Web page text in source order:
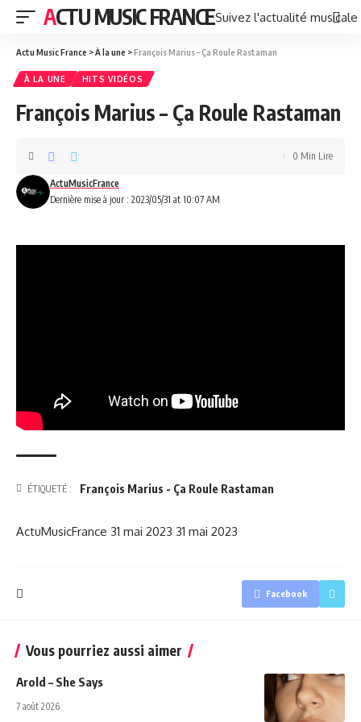
ACTU MUSIC FRANCESuivez l'actualité
Actu Music France >À la une >François Marius – Ça Roule Rastaman
À LA UNE HITS VIDÉOS
François Marius – Ça Roule Rastaman
Dernière mise à jour : 2023/05/31 at 10:07 AM
ActuMusicFrance
0 Min Lire
ÉTIQUETÉ : François Marius - Ça Roule Rastaman
ActuMusicFrance 31 mai 2023 31 mai 2023
Facebook
Vous pourriez aussi aimer
Arold – She Says
7 août 2026